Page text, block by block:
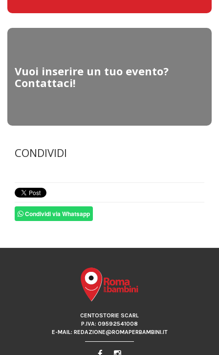
Vuoi inserire un tuo evento?
Contattaci!
CONDIVIDI
Condividi via Whatsapp
CENTOSTORIE SCARL
P.IVA: 09592541008
E-MAIL: REDAZIONE@ROMAPERBAMBINI.IT